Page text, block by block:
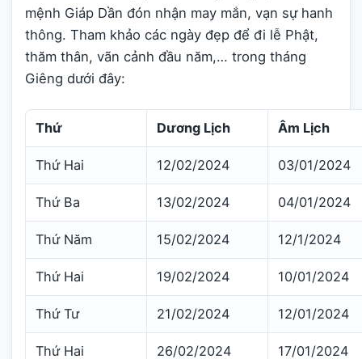
mệnh Giáp Dần đón nhận may mắn, vạn sự hanh
thông. Tham khảo các ngày đẹp để đi lễ Phật,
thăm thân, vãn cảnh đầu năm,… trong tháng
Giêng dưới đây:
Thứ Dương Lịch Âm Lịch
Thứ Hai 12/02/2024 03/01/2024
Thứ Ba 13/02/2024 04/01/2024
Thứ Năm 15/02/2024 12/1/2024
Thứ Hai 19/02/2024 10/01/2024
Thứ Tư 21/02/2024 12/01/2024
Thứ Hai 26/02/2024 17/01/2024